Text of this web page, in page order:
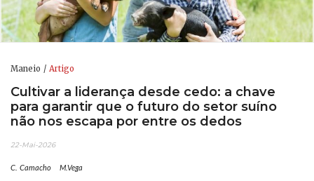
Maneio Artigo
Cultivar a liderança desde cedo: a chave
para garantir que o futuro do setor suíno
não nos escapa por entre os dedos
22-Mai-2026
C. Camacho M.Vega